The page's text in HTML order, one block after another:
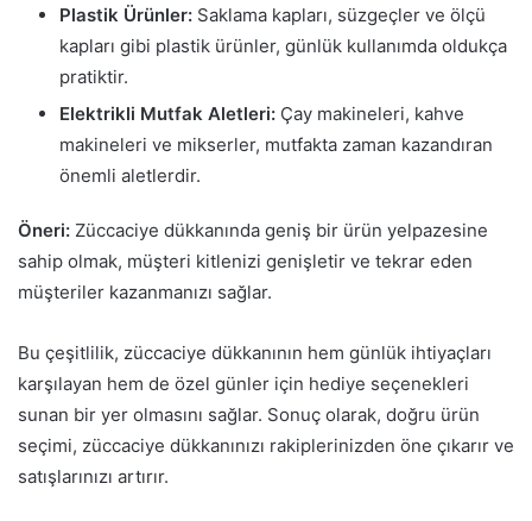
Plastik Ürünler: Saklama kapları, süzgeçler ve ölçü
kapları gibi plastik ürünler, günlük kullanımda oldukça
pratiktir.
Elektrikli Mutfak Aletleri: Çay makineleri, kahve
makineleri ve mikserler, mutfakta zaman kazandıran
önemli aletlerdir.
Öneri: Züccaciye dükkanında geniş bir ürün yelpazesine
sahip olmak, müşteri kitlenizi genişletir ve tekrar eden
müşteriler kazanmanızı sağlar.
Bu çeşitlilik, züccaciye dükkanının hem günlük ihtiyaçları
karşılayan hem de özel günler için hediye seçenekleri
sunan bir yer olmasını sağlar. Sonuç olarak, doğru ürün
seçimi, züccaciye dükkanınızı rakiplerinizden öne çıkarır ve
satışlarınızı artırır.